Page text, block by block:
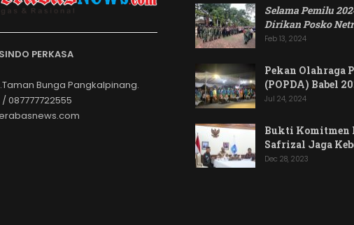
PERKASA
Bunga Pangkalpinang.
/ 087777722555
Selama Pemilu
Dirikan Posko
Feb 13, 2024
Pekan Olahraga
(POPDA) Babel
Jul 24, 2024
Bukti Komitmen
Safrizal Jaga
Dec 28, 2023